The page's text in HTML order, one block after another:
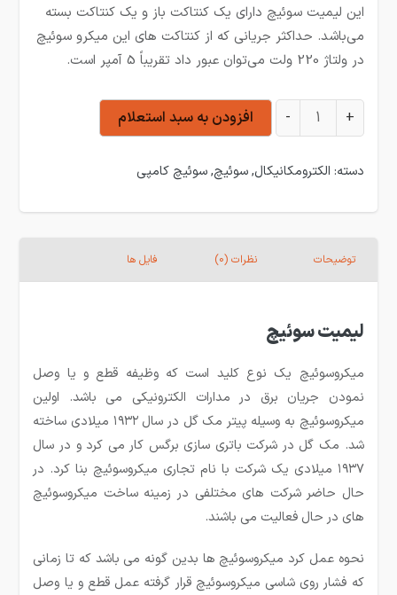
این لیمیت سوئیچ دارای یک کنتاکت باز و یک کنتاکت بسته
می‌باشد. حداکثر جریانی که از کنتاکت های این میکرو سوئیچ
در ولتاژ 220 ولت می‌توان عبور داد تقریباً 5 آمپر است.
لیمیت سوئیچ فلزی کامپی BM-E51Z11 عدد
+
- افزودن به سبد استعلام
دسته: الکترومکانیکال,سوئیچ,سوئیچ کامپی
توضیحات نظرات (0) فایل ها
لیمیت سوئیچ
میکروسوئیچ یک نوع کلید است که وظیفه قطع و یا وصل
نمودن جریان برق در مدارات الکترونیکی می باشد. اولین
میکروسوئیچ به وسیله پیتر مک گل در سال ۱۹۳۲ میلادی ساخته
شد. مک گل در شرکت باتری سازی برگس کار می کرد و در سال
۱۹۳۷ میلادی یک شرکت با نام تجاری میکروسوئیچ بنا کرد. در
حال حاضر شرکت های مختلفی در زمینه ساخت میکروسوئیچ
های در حال فعالیت می باشند.
نحوه عمل کرد میکروسوئیچ ها بدین گونه می باشد که تا زمانی
که فشار روی شاسی میکروسوئیچ قرار گرفته عمل قطع و یا وصل